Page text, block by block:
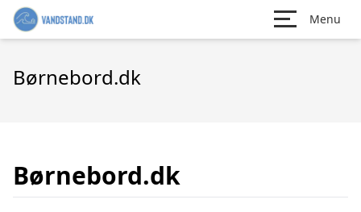
Menu
Børnebord.dk
Børnebord.dk